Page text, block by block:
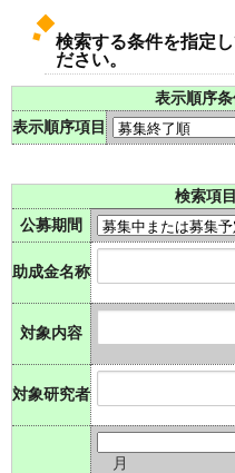
検索する条件を指定
ださい。
表示順序
表示順序項目
検索項目
公募期間
助成金名称
対象内容
対象研究者
月